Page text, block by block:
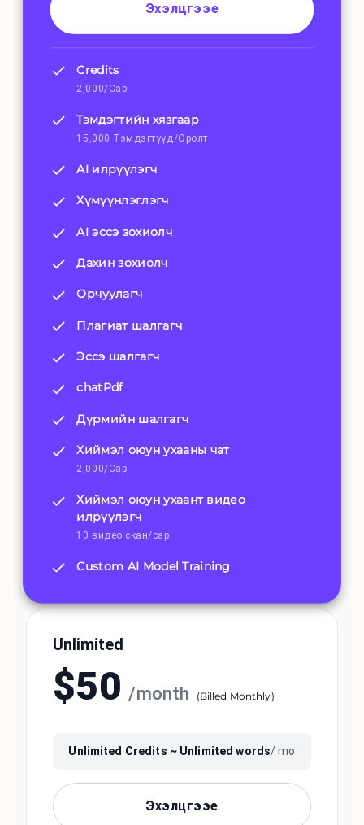
Эхэлцгээе
Credits
2,000/Сар
Тэмдэгтийн хязгаар
15,000 Тэмдэгтүүд/Оролт
AI илрүүлэгч
Хүмүүнлэглэгч
AI эссэ зохиолч
Дахин зохиолч
Орчуулагч
Плагиат шалгагч
Эссэ шалгагч
chatPdf
Дүрмийн шалгагч
Хиймэл оюун ухааны чат
2,000/Сар
Хиймэл оюун ухаант видео
илрүүлэгч
10 видео скан/сар
Custom AI Model Training
Unlimited
$50 /month (Billed Monthly)
Unlimited Credits ~ Unlimited words/ mo
Эхэлцгээе